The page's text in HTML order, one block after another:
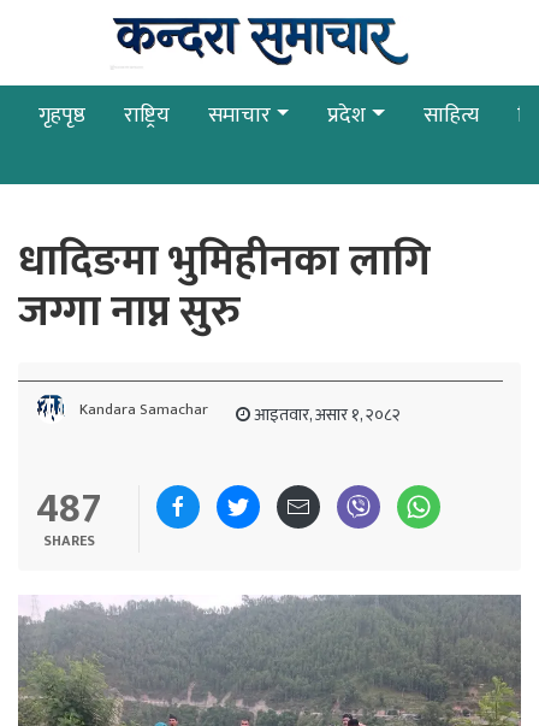
गृहपृष्ठ राष्ट्रिय समाचार प्रदेश साहित्य
धादिङमा भुमिहीनका लागि
जग्गा नाप्न सुरु
Kandara Samachar आइतवार, असार १, २०८२
487
SHARES